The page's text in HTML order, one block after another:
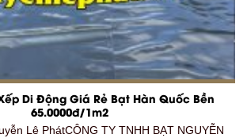
Di Động Giá Rẻ Bạt Hàn Quốc Bền
65.0000đ/1m2
Lê PhátCÔNG TY TNHH BẠT NGUYỄN